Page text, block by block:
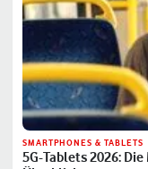
SMARTPHONES & TABLETS
5G-Tablets 2026: